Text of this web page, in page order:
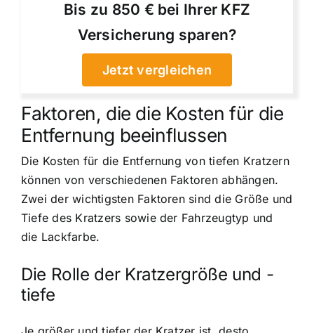
Bis zu 850 € bei Ihrer KFZ
Versicherung sparen?
Jetzt vergleichen
Faktoren, die die Kosten für die
Entfernung beeinflussen
Die Kosten für die Entfernung von tiefen Kratzern
können von verschiedenen Faktoren abhängen.
Zwei der wichtigsten Faktoren sind die Größe und
Tiefe des Kratzers sowie der Fahrzeugtyp und
die Lackfarbe.
Die Rolle der Kratzergröße und -
tiefe